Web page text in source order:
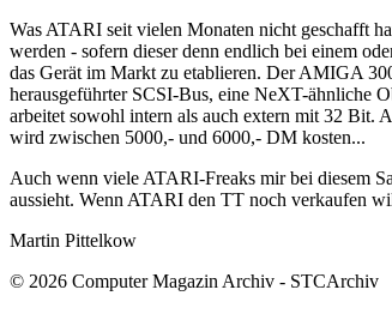
Was ATARI seit vielen Monaten nicht geschafft
werden - sofern dieser denn endlich bei einem
das Gerät im Markt zu etablieren. Der AMIGA
herausgeführter SCSI-Bus, eine NeXT-ähnliche
arbeitet sowohl intern als auch extern mit 32 Bit.
wird zwischen 5000,- und 6000,- DM kosten...
Auch wenn viele ATARI-Freaks mir bei diesem
aussieht. Wenn ATARI den TT noch verkaufen
Martin Pittelkow
© 2026 Computer Magazin Archiv - STCArchiv